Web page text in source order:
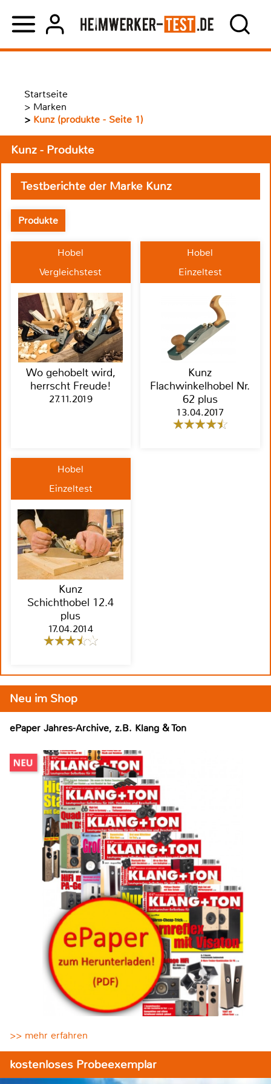
Startseite
> Marken
> Kunz (produkte - Seite 1)
Kunz - Produkte
Testberichte der Marke Kunz
Produkte
Hobel
Vergleichstest
Wo gehobelt wird,
herrscht Freude!
27.11.2019
Hobel
Einzeltest
Kunz
Flachwinkelhobel Nr.
62 plus
13.04.2017
Hobel
Einzeltest
Kunz
Schichthobel 12.4
plus
17.04.2014
Neu im Shop
ePaper Jahres-Archive, z.B. Klang & Ton
>> mehr erfahren
kostenloses Probeexemplar